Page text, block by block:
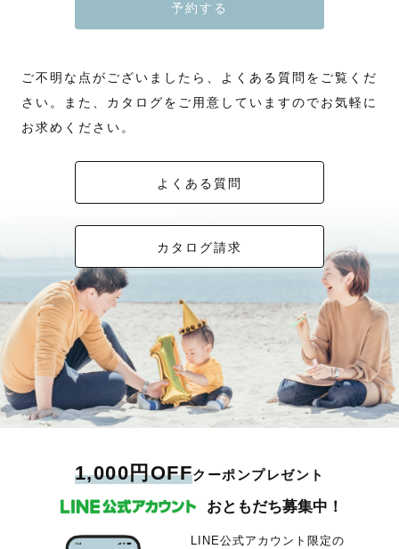
予約する
ご不明な点がございましたら、よくある質問をご覧くだ
さい。また、カタログをご用意していますのでお気軽に
お求めください。
よくある質問
カタログ請求
1,000円OFFクーポンプレゼント
おともだち募集中！
LINE公式アカウント限定の